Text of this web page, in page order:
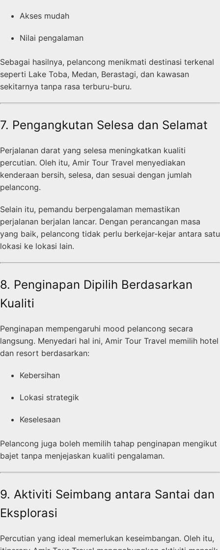
Akses mudah
Nilai pengalaman
Sebagai hasilnya, pelancong menikmati destinasi terkenal
seperti Lake Toba, Medan, Berastagi, dan kawasan
sekitarnya tanpa rasa terburu-buru.
7. Pengangkutan Selesa dan Selamat
Perjalanan darat yang selesa meningkatkan kualiti
percutian. Oleh itu, Amir Tour Travel menyediakan
kenderaan bersih, selesa, dan sesuai dengan jumlah
pelancong.
Selain itu, pemandu berpengalaman memastikan
perjalanan berjalan lancar. Dengan perancangan masa
yang baik, pelancong tidak perlu berkejar-kejar antara satu
lokasi ke lokasi lain.
8. Penginapan Dipilih Berdasarkan
Kualiti
Penginapan mempengaruhi mood pelancong secara
langsung. Menyedari hal ini, Amir Tour Travel memilih hotel
dan resort berdasarkan:
Kebersihan
Lokasi strategik
Keselesaan
Pelancong juga boleh memilih tahap penginapan mengikut
bajet tanpa menjejaskan kualiti pengalaman.
9. Aktiviti Seimbang antara Santai dan
Eksplorasi
Percutian yang ideal memerlukan keseimbangan. Oleh itu,